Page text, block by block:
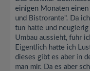
einigen Monaten
und Bistrorante". Da
tun hatte und
Umbau aussieht, fuhr
Eigentlich hatte ich
dieses gibt es aber in
man mir. Da es aber